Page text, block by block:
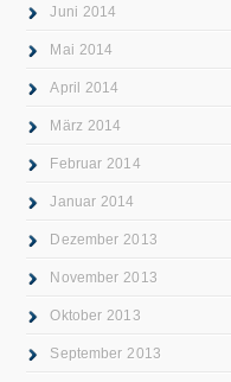
Juni 2014
Mai 2014
April 2014
März 2014
Februar 2014
Januar 2014
Dezember 2013
November 2013
Oktober 2013
September 2013